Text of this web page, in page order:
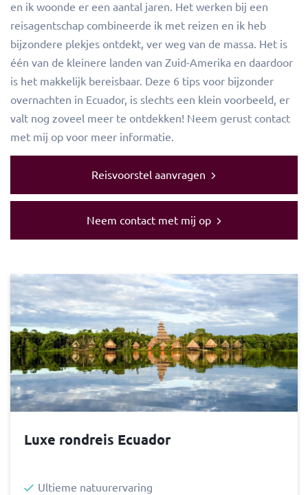
en ik woonde er een aantal jaren. Het werken bij een
reisagentschap combineerde ik met reizen en ik heb
bijzondere plekjes ontdekt, ver weg van de massa. Het is
één van de kleinere landen van Zuid-Amerika en daardoor
is het makkelijk bereisbaar. Deze 6 tips voor bijzonder
overnachten in Ecuador, is slechts een klein voorbeeld, er
valt nog zoveel meer te ontdekken! Neem gerust contact
met mij op voor meer informatie.
Reisvoorstel aanvragen
Neem contact met mij op
Luxe rondreis Ecuador
Ultieme natuurervaring